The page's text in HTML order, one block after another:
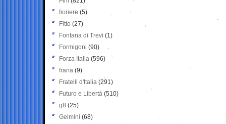
fioriere (5)
Fitto (27)
Fontana di Trevi (1)
Formigoni (90)
Forza Italia (596)
frana (9)
Fratelli d'Italia (291)
Futuro e Libertà (510)
g8 (25)
Gelmini (68)